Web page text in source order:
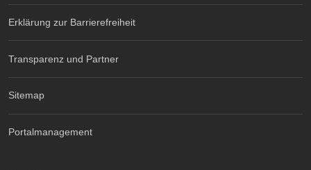
Erklärung zur Barrierefreiheit
Transparenz und Partner
Sitemap
Portalmanagement